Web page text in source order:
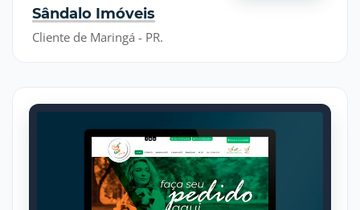
Sândalo Imóveis
Cliente de Maringá - PR.